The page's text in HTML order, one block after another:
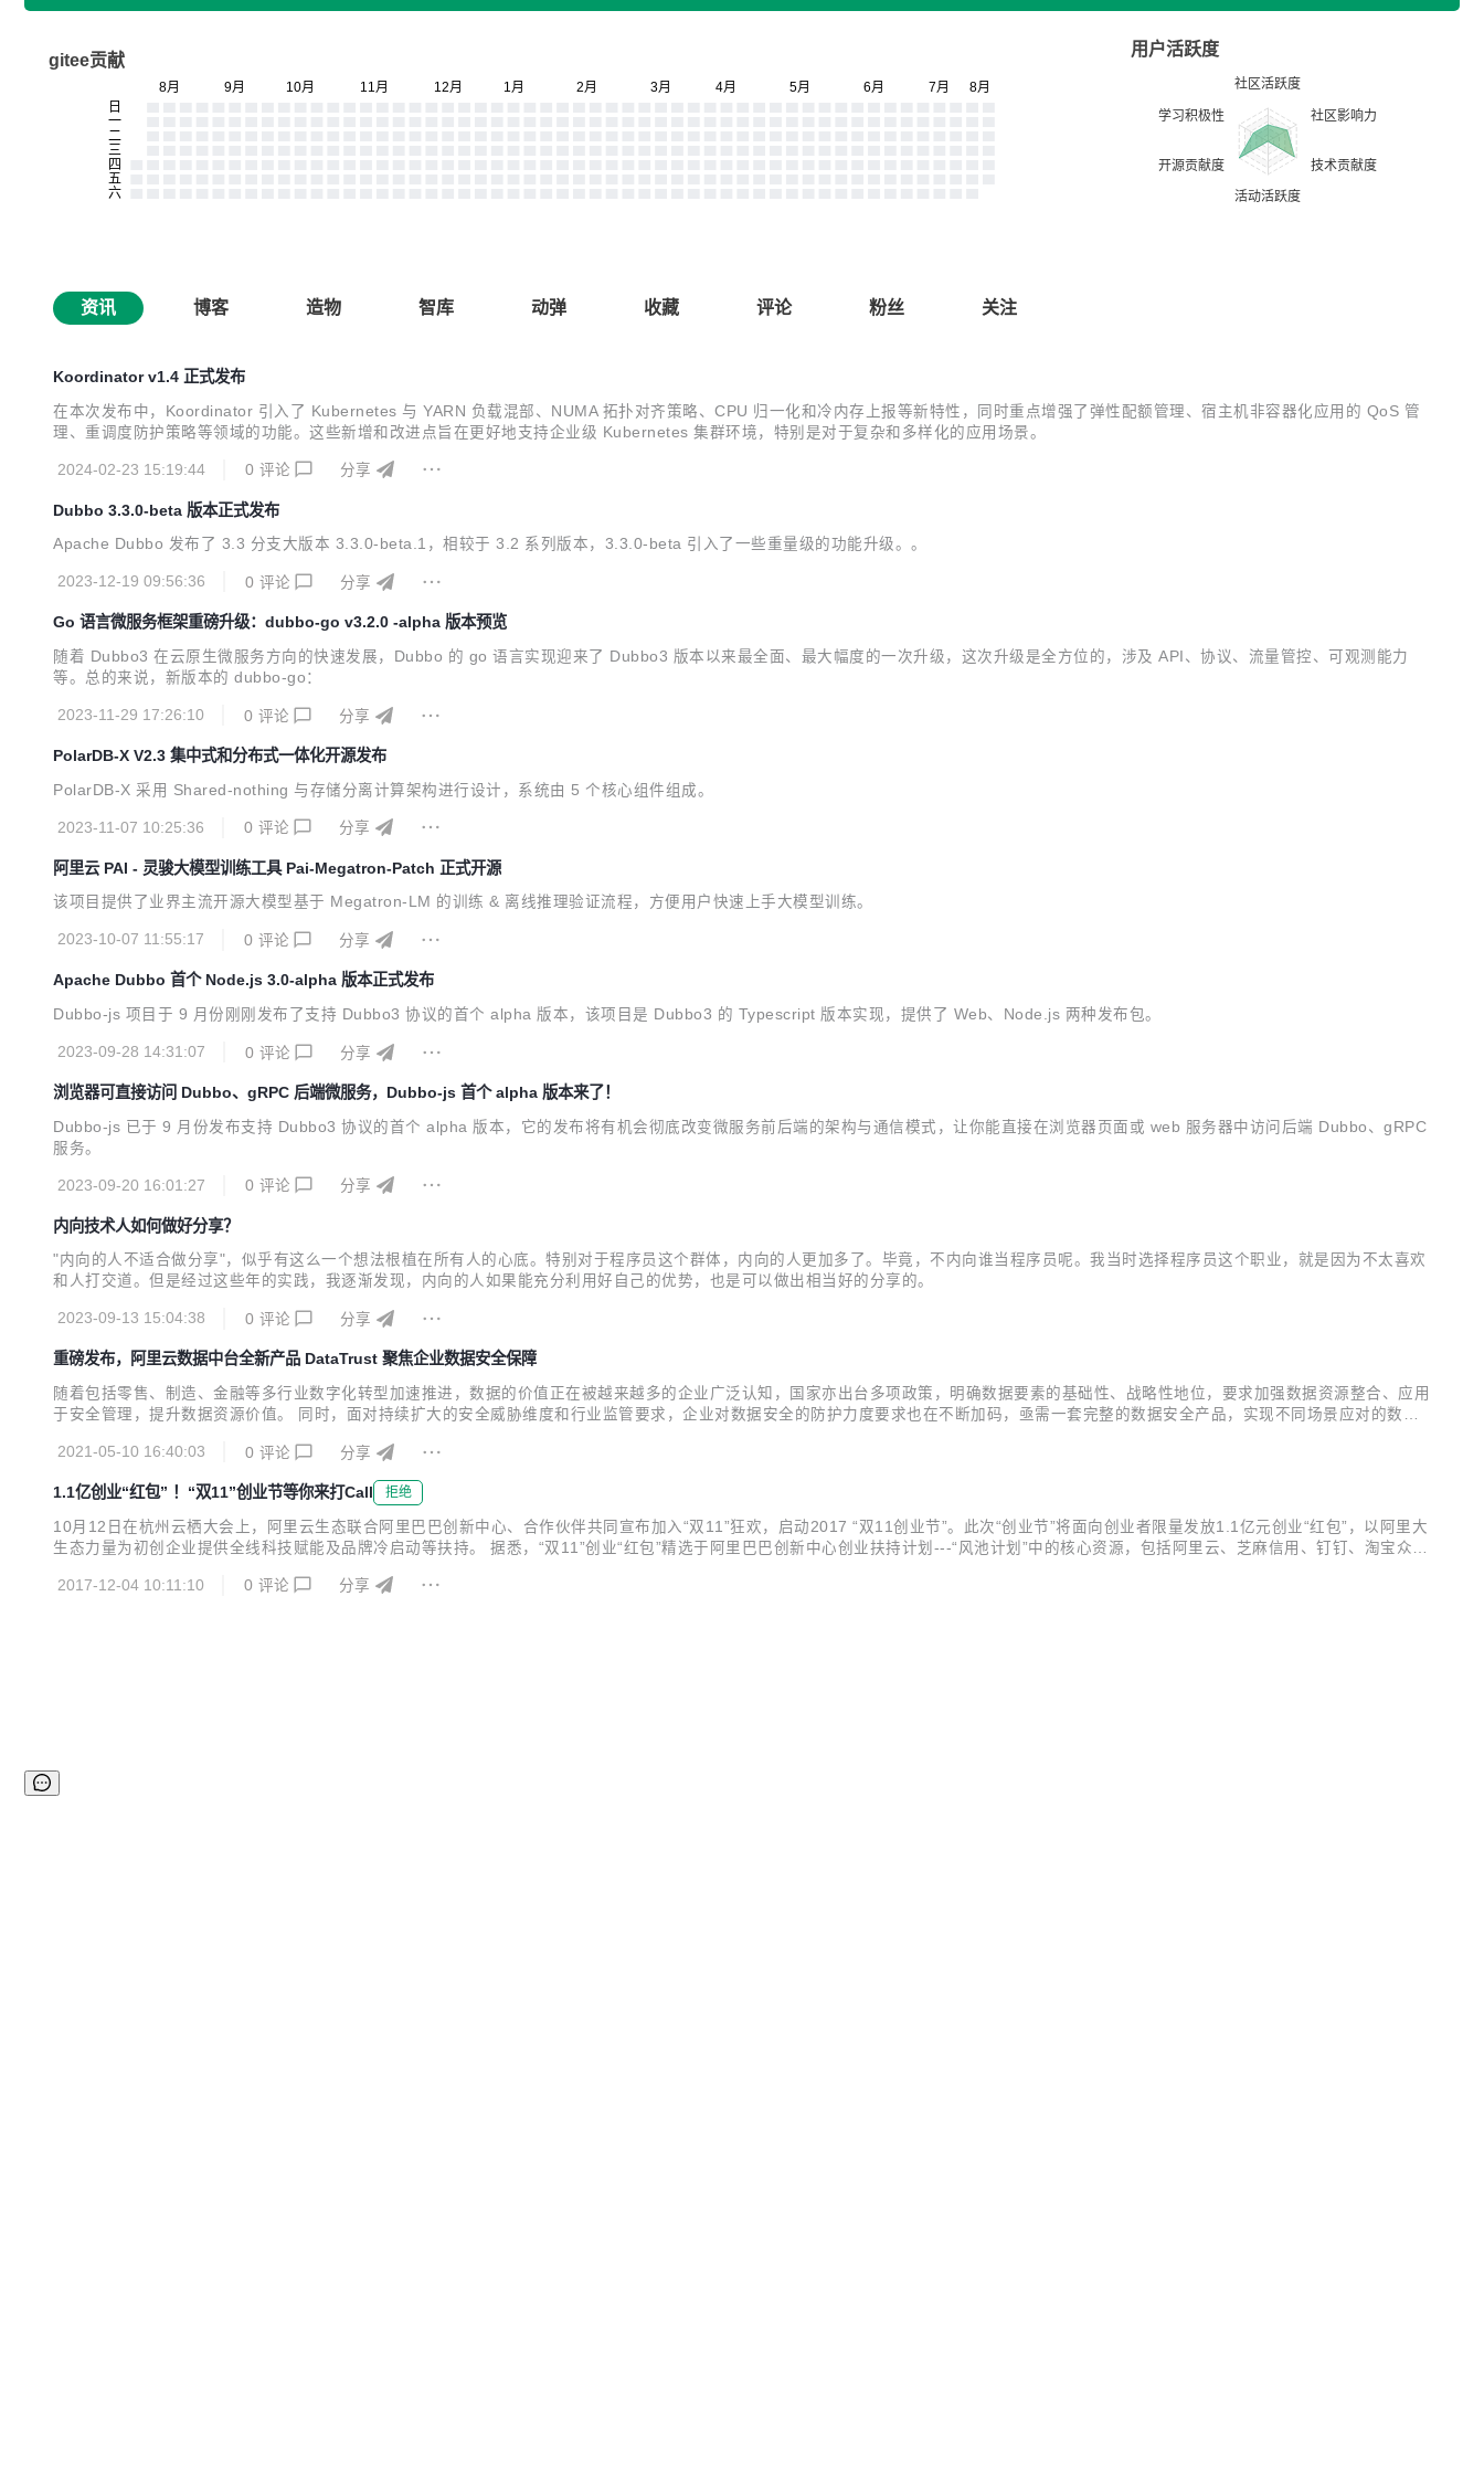
gitee贡献
用户活跃度
资讯 博客 造物 智库 动弹 收藏 评论 粉丝 关注
Koordinator v1.4 正式发布
在本次发布中，Koordinator 引入了 Kubernetes 与 YARN 负载混部、NUMA 拓扑对齐策略、CPU 归一化和冷内存上报等新特性，同时重点增强了弹性配额管理、宿主机非容器化应用的 QoS 管
理、重调度防护策略等领域的功能。这些新增和改进点旨在更好地支持企业级 Kubernetes 集群环境，特别是对于复杂和多样化的应用场景。
2024-02-23 15:19:44 0 评论 分享
Dubbo 3.3.0-beta 版本正式发布
Apache Dubbo 发布了 3.3 分支大版本 3.3.0-beta.1，相较于 3.2 系列版本，3.3.0-beta 引入了一些重量级的功能升级。。
2023-12-19 09:56:36 0 评论 分享
Go 语言微服务框架重磅升级：dubbo-go v3.2.0 -alpha 版本预览
随着 Dubbo3 在云原生微服务方向的快速发展，Dubbo 的 go 语言实现迎来了 Dubbo3 版本以来最全面、最大幅度的一次升级，这次升级是全方位的，涉及 API、协议、流量管控、可观测能力
等。总的来说，新版本的 dubbo-go：
2023-11-29 17:26:10 0 评论 分享
PolarDB-X V2.3 集中式和分布式一体化开源发布
PolarDB-X 采用 Shared-nothing 与存储分离计算架构进行设计，系统由 5 个核心组件组成。
2023-11-07 10:25:36 0 评论 分享
阿里云 PAI - 灵骏大模型训练工具 Pai-Megatron-Patch 正式开源
该项目提供了业界主流开源大模型基于 Megatron-LM 的训练 & 离线推理验证流程，方便用户快速上手大模型训练。
2023-10-07 11:55:17 0 评论 分享
Apache Dubbo 首个 Node.js 3.0-alpha 版本正式发布
Dubbo-js 项目于 9 月份刚刚发布了支持 Dubbo3 协议的首个 alpha 版本，该项目是 Dubbo3 的 Typescript 版本实现，提供了 Web、Node.js 两种发布包。
2023-09-28 14:31:07 0 评论 分享
浏览器可直接访问 Dubbo、gRPC 后端微服务，Dubbo-js 首个 alpha 版本来了！
Dubbo-js 已于 9 月份发布支持 Dubbo3 协议的首个 alpha 版本，它的发布将有机会彻底改变微服务前后端的架构与通信模式，让你能直接在浏览器页面或 web 服务器中访问后端 Dubbo、gRPC
服务。
2023-09-20 16:01:27 0 评论 分享
内向技术人如何做好分享？
"内向的人不适合做分享"，似乎有这么一个想法根植在所有人的心底。特别对于程序员这个群体，内向的人更加多了。毕竟，不内向谁当程序员呢。我当时选择程序员这个职业，就是因为不太喜欢
和人打交道。但是经过这些年的实践，我逐渐发现，内向的人如果能充分利用好自己的优势，也是可以做出相当好的分享的。
2023-09-13 15:04:38 0 评论 分享
重磅发布，阿里云数据中台全新产品 DataTrust 聚焦企业数据安全保障
随着包括零售、制造、金融等多行业数字化转型加速推进，数据的价值正在被越来越多的企业广泛认知，国家亦出台多项政策，明确数据要素的基础性、战略性地位，要求加强数据资源整合、应用
于安全管理，提升数据资源价值。 同时，面对持续扩大的安全威胁维度和行业监管要求，企业对数据安全的防护力度要求也在不断加码，亟需一套完整的数据安全产品，实现不同场景应对的数据
台丰富的应用场景实践，能够在保障数据安全的前提下完成多方数据联合...
2021-05-10 16:40:03 0 评论 分享
1.1亿创业“红包” ！“双11”创业节等你来打Call 拒绝
10月12日在杭州云栖大会上，阿里云生态联合阿里巴巴创新中心、合作伙伴共同宣布加入“双11”狂欢，启动2017 “双11创业节”。此次“创业节”将面向创业者限量发放1.1亿元创业“红包”，以阿里大
生态力量为初创企业提供全线科技赋能及品牌冷启动等扶持。 据悉，“双11”创业“红包”精选于阿里巴巴创新中心创业扶持计划---“风池计划”中的核心资源，包括阿里云、芝麻信用、钉钉、淘宝众筹
的预热期，用户可以在此期间免费试用...
2017-12-04 10:11:10 0 评论 分享